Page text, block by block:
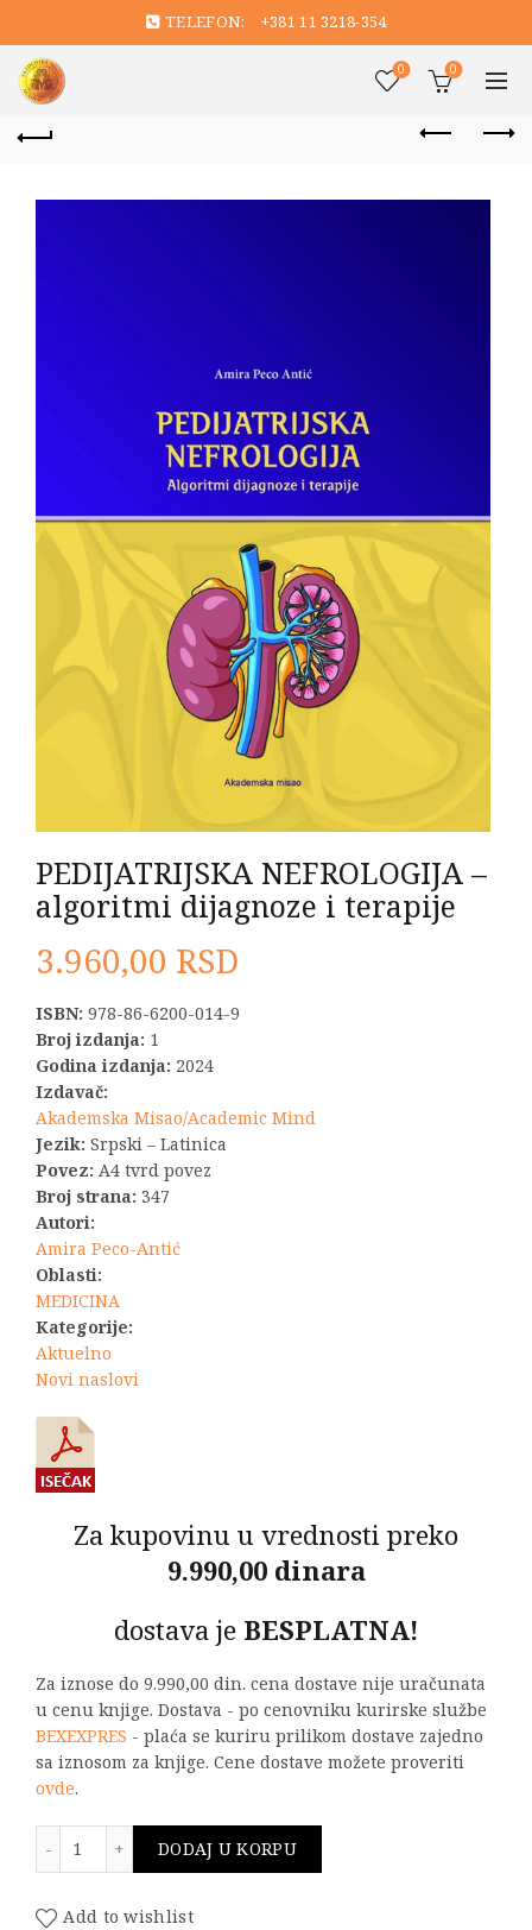
TELEFON: +381 11 3218-354
0 0
PEDIJATRIJSKA NEFROLOGIJA –
algoritmi dijagnoze i terapije
3.960,00 RSD
ISBN: 978-86-6200-014-9
Broj izdanja: 1
Godina izdanja: 2024
Izdavač:
Akademska Misao/Academic Mind
Jezik: Srpski – Latinica
Povez: A4 tvrd povez
Broj strana: 347
Autori:
Amira Peco-Antić
Oblasti:
MEDICINA
Kategorije:
Aktuelno
Novi naslovi
Za kupovinu u vrednosti preko
9.990,00 dinara
dostava je BESPLATNA!
Za iznose do 9.990,00 din. cena dostave nije uračunata
u cenu knjige. Dostava - po cenovniku kurirske službe
BEXEXPRES - plaća se kuriru prilikom dostave zajedno
sa iznosom za knjige. Cene dostave možete proveriti
ovde.
DODAJ U KORPU
Add to wishlist